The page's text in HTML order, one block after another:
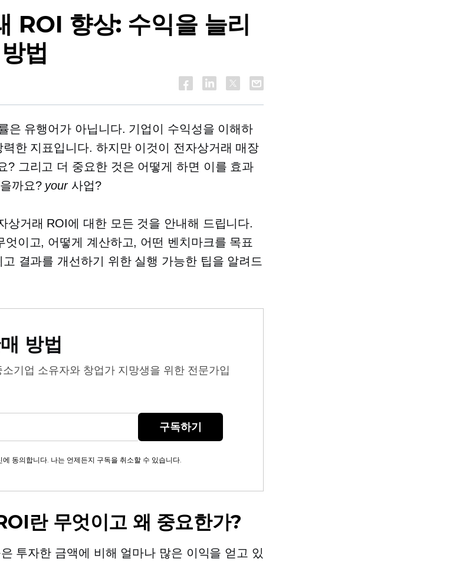
ROI 향상: 수익을 늘리
법
은 유행어가 아닙니다. 기업이 수익성을 이해하
한 지표입니다. 하지만 이것이 전자상거래 매장
? 그리고 더 중요한 것은 어떻게 하면 이를 효과
까요? your사업?
상거래 ROI에 대한 모든 것을 안내해 드립니다.
엇이고, 어떻게 계산하고, 어떤 벤치마크를 목표
결과를 개선하기 위한 실행 가능한 팁을 알려드
방법
소기업 소유자와 창업가 지망생을 위한 전문가입
구독하기
동의합니다. 나는 언제든지 구독을 취소할 수 있습니다.
란 무엇이고 왜 중요한가?
투자한 금액에 비해 얼마나 많은 이익을 얻고 있